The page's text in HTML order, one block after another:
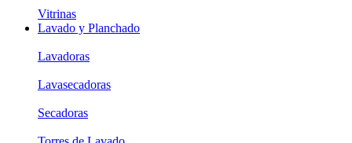
Vitrinas
Lavado y Planchado
Lavadoras
Lavasecadoras
Secadoras